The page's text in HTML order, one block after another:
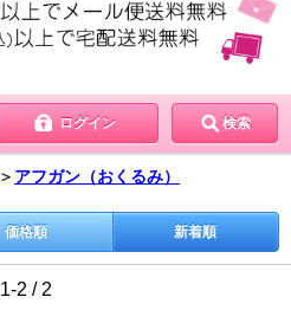
ログイン 検索
＞ アフガン（おくるみ）
価格順 新着順
1-2 / 2